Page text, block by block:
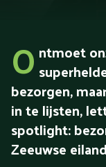
O ntmoet
bezorgen,
in te lijsten,
spotlight:
Zeeuwse